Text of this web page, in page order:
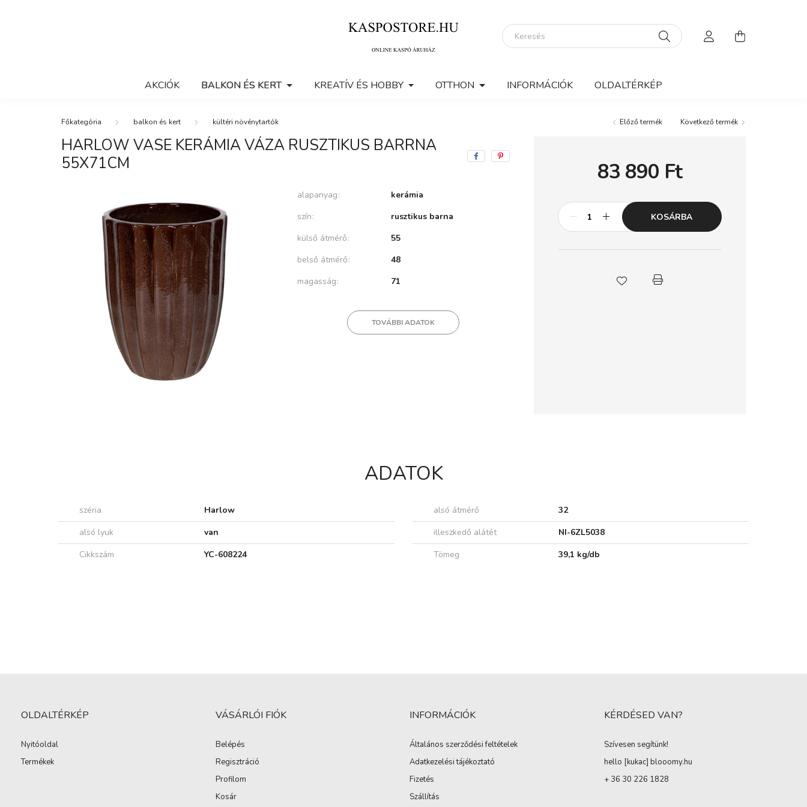
AKCIÓK BALKON ÉS KERT KREATÍV ÉS HOBBY OTTHON INFORMÁCIÓK OLDALTÉRKÉP
balkon és kert kültéri növénytartók Előző termék Következő termék
HARLOW VASE KERÁMIA VÁZA RUSZTIKUS BARRNA
55X71CM
alapanyag
kerámia
szín
rusztikus barna
külső átmérő
55
belső átmérő
48
magasság
71
TOVÁBBI ADATOK
83 890 Ft
KOSÁRBA
ADATOK
széria Harlow alsó átmérő
32
alsó lyuk
van illeszkedő alátét
NI-6ZL5038
Cikkszám
YC-608224 Tömeg 39,1 kg/db
OLDALTÉRKÉP
Nyitóoldal
Termékek
VÁSÁRLÓI FIÓK
Belépés
Regisztráció
Profilom
Kosár
INFORMÁCIÓK
Általános szerződési feltételek
Adatkezelési tájékoztató
Fizetés
Szállítás
KÉRDÉSED VAN?
Szívesen segítünk!
hello [kukac] blooomy.hu
+ 36 30 226 1828